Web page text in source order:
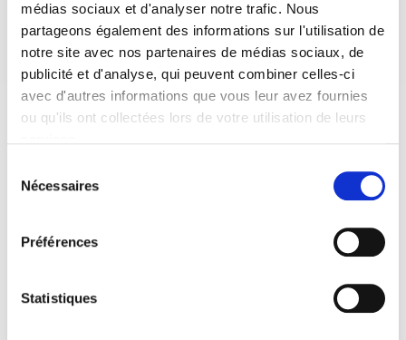
médias sociaux et d'analyser notre trafic. Nous
partageons également des informations sur l'utilisation de
notre site avec nos partenaires de médias sociaux, de
publicité et d'analyse, qui peuvent combiner celles-ci
avec d'autres informations que vous leur avez fournies
ou qu'ils ont collectées lors de votre utilisation de leurs
Nécessaires
Préférences
Statistiques